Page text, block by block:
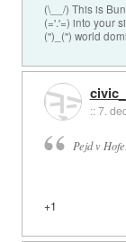
(\__/) This is
(='.'=) into your
(")_(") world
civic_
::7.
Pejd v
+1